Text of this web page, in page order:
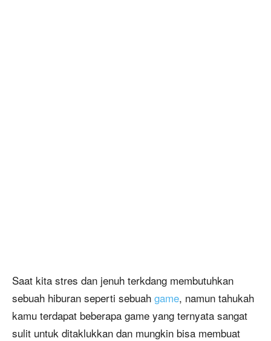
Saat kita stres dan jenuh terkdang membutuhkan
sebuah hiburan seperti sebuah game, namun tahukah
kamu terdapat beberapa game yang ternyata sangat
sulit untuk ditaklukkan dan mungkin bisa membuat